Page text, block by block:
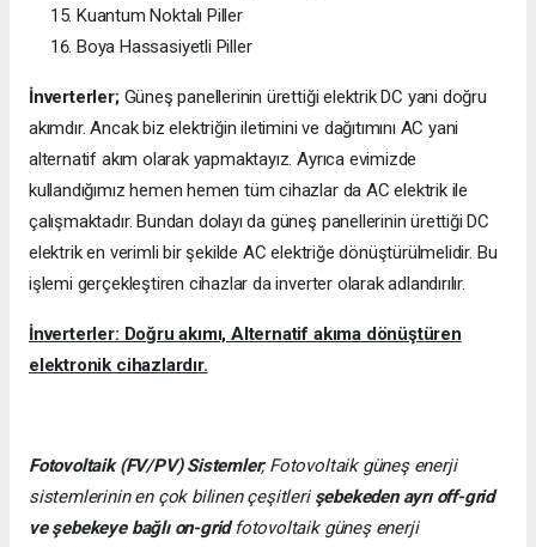
Kuantum Noktalı Piller
Boya Hassasiyetli Piller
İnverterler;Güneş panellerinin ürettiği elektrik DC yani doğru
akımdır. Ancak biz elektriğin iletimini ve dağıtımını AC yani
alternatif akım olarak yapmaktayız. Ayrıca evimizde
kullandığımız hemen hemen tüm cihazlar da AC elektrik ile
çalışmaktadır. Bundan dolayı da güneş panellerinin ürettiği DC
elektrik en verimli bir şekilde AC elektriğe dönüştürülmelidir. Bu
işlemi gerçekleştiren cihazlar da inverter olarak adlandırılır.
İnverterler: Doğru akımı, Alternatif akıma dönüştüren
elektronik cihazlardır.
Fotovoltaik (FV/PV) Sistemler; Fotovoltaik güneş enerji
sistemlerinin en çok bilinen çeşitleri şebekeden ayrı off-grid
ve şebekeye bağlı on-gridfotovoltaik güneş enerji